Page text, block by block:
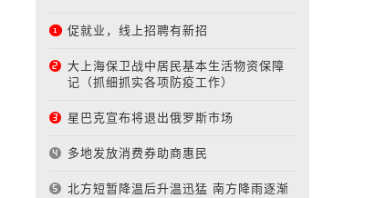
促就业，线上招聘有新招
大上海保卫战中居民基本生活物资保障
记（抓细抓实各项防疫工作）
星巴克宣布将退出俄罗斯市场
多地发放消费券助商惠民
北方短暂降温后升温迅猛 南方降雨逐渐